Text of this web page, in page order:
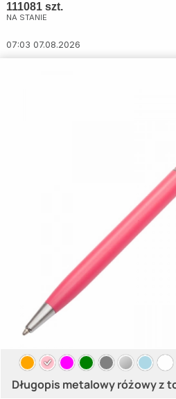
111081 szt.
NA STANIE
07:03 07.08.2026
Długopis metalowy różowy z